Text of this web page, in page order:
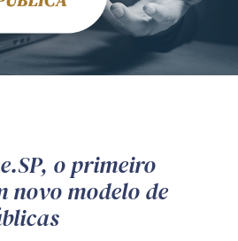
o primeiro
novo modelo de